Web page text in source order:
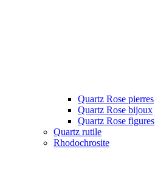
Quartz Rose pierres
Quartz Rose bijoux
Quartz Rose figures
Quartz rutile
Rhodochrosite